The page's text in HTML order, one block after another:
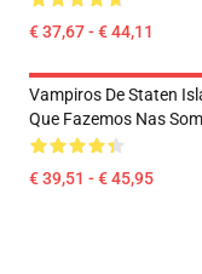
€ 37,67 - € 44,11
Vampiros De Staten
Que Fazemos Nas
€ 39,51 - € 45,95